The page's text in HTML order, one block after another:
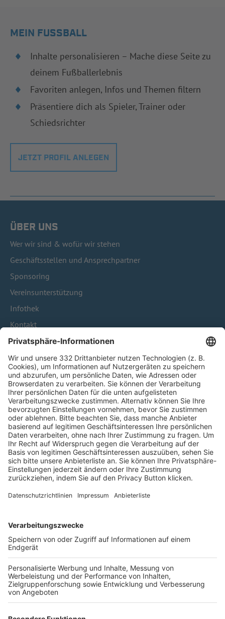
MEIN FUSSBALL
Inhalte personalisieren – Mache diese Seite zu
deinem Fußballerlebnis
Favoriten anlegen, Infos und Themen filtern
Präsentiere dich als Spieler, Trainer oder
Schiedsrichter
JETZT PROFIL ANLEGEN
ÜBER UNS
Wer wir sind & wofür wir stehen
Geschäftsstellen und Ansprechpartner
Sponsoring
Vereinsunterstützung
Infothek
Kontakt
HÄUFIG BESUCHTE SEITEN
Pässe und Vereinswechsel
Trainerausbildung
Schulungsangebot Vereinsmitarbeiter
BFV-Geschäftsstellen
Trainerbörse
Login SpielPlus
FOLGE DEM BFV
TOP-VEREINE
TOP-PARTNER